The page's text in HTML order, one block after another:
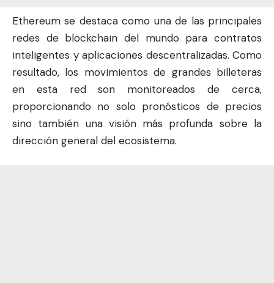
Ethereum se destaca como una de las principales
redes de blockchain del mundo para contratos
inteligentes y aplicaciones descentralizadas. Como
resultado, los movimientos de grandes billeteras
en esta red son monitoreados de cerca,
proporcionando no solo pronósticos de precios
sino también una visión más profunda sobre la
dirección general del ecosistema.